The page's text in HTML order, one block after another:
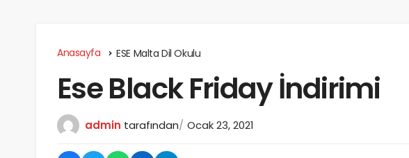
Anasayfa ESE Malta Dil Okulu
Ese Black Friday İndirimi
admin tarafından Ocak 23, 2021